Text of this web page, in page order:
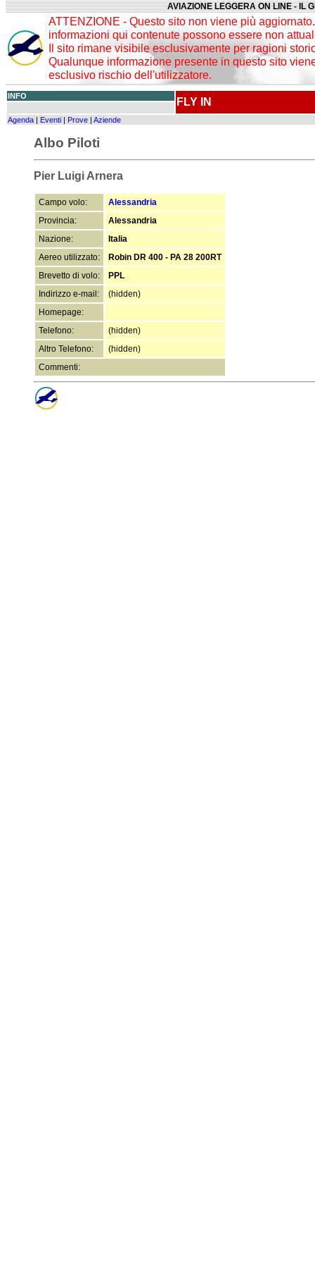
AVIAZIONE LEGGERA ON LINE - IL
ATTENZIONE - Questo sito non viene più
informazioni qui contenute possono essere non
Il sito rimane visibile esclusivamente per ragioni
Qualunque informazione presente in questo sito
esclusivo rischio dell'utilizzatore.
INFO FLY IN
Agenda | Eventi | Prove | Aziende
Albo Piloti
Pier Luigi Arnera
Campo volo:
Alessandria
Provincia:
Alessandria
Nazione:
Italia
Aereo utilizzato:
Robin DR 400 - PA 28 200RT
Brevetto di volo:
PPL
Indirizzo e-mail:
(hidden)
Homepage:
Telefono:
(hidden)
Altro Telefono:
(hidden)
Commenti: